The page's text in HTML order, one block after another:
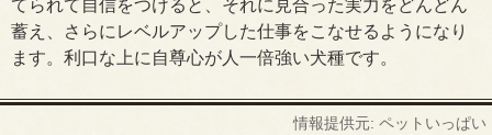
てられて自信をつけると、それに見合った実力をどんどん
蓄え、さらにレベルアップした仕事をこなせるようになり
ます。利口な上に自尊心が人一倍強い犬種です。
情報提供元: ペットいっぱい